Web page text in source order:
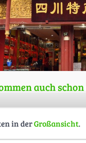
auch
rot-graue
Gasse nach
in derGroßansicht.